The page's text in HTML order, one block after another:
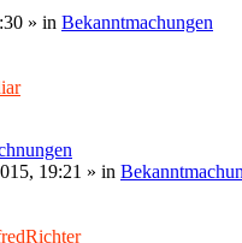
» in Bekanntmachungen
19:21 » in